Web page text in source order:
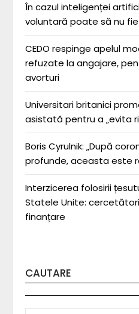
În cazul inteligenței
voluntară poate să nu fie
CEDO respinge apelul
refuzate la angajare,
avorturi
Universitari britanici
asistată pentru a „evita
Boris Cyrulnik: „După
profunde, aceasta este
Interzicerea folosirii
Statele Unite:
finanțare
CAUTARE